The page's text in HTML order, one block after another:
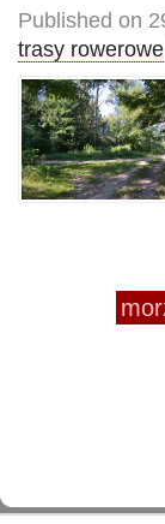
Published on
trasy rowerowe